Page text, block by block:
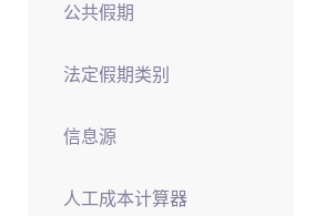
公共假期
法定假期类别
信息源
人工成本计算器